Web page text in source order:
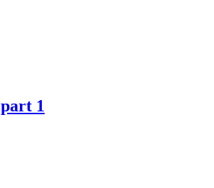
Brachos 38b Holding bread with all 10 fingers / לחם משנה part 1